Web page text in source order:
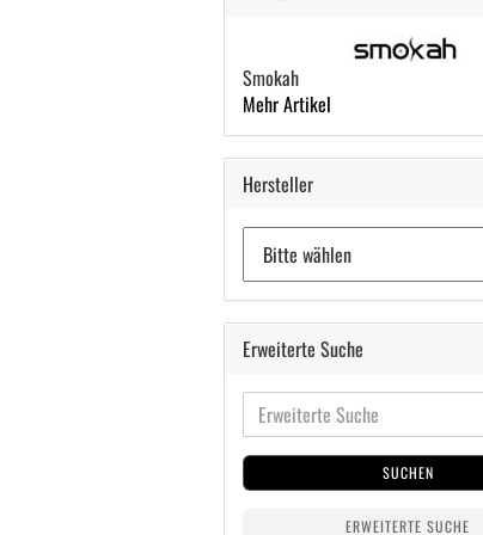
Smokah
Mehr Artikel
Hersteller
Erweiterte Suche
SUCHEN
ERWEITERTE SUCHE